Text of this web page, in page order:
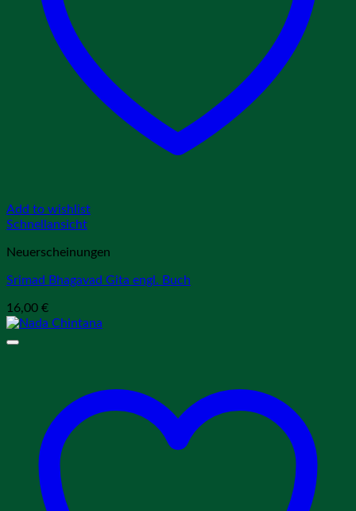
Add to wishlist
Schnellansicht
Neuerscheinungen
Srimad Bhagavad Gita engl. Buch
16,00 €